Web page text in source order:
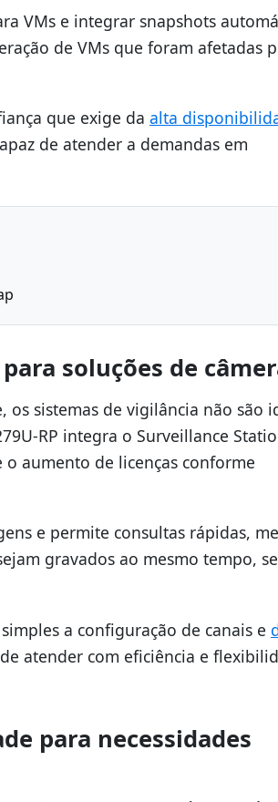
VMs e integrar snapshots
de VMs que foram afetadas
que exige da alta
de atender a demandas em
soluções de
sistemas de vigilância não são
RP integra o Surveillance
aumento de licenças conforme
e permite consultas rápidas,
gravados ao mesmo tempo,
a configuração de canais e
atender com eficiência e
para necessidades